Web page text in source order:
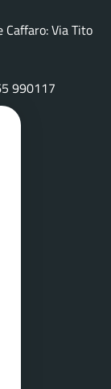
Caffaro: Via Tito
990117